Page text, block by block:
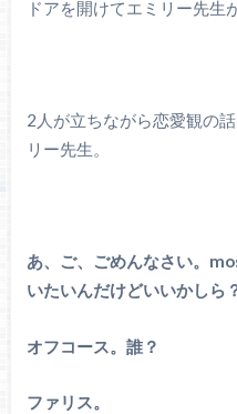
ドアを開けてエミリー先生が
2人が立ちながら恋愛観の
リー先生。
あ、ご、ごめんなさい。
いたいんだけどいいかしら
オフコース。誰？
ファリス。